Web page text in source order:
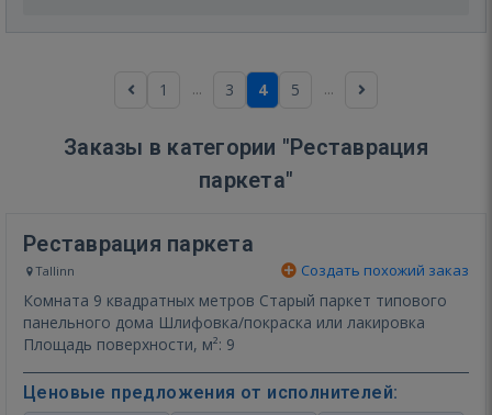
1 ... 3 4 5 ...
Заказы в категории "Реставрация
паркета"
Реставрация паркета
Tallinn Создать похожий заказ
Комната 9 квадратных метров Старый паркет типового
панельного дома Шлифовка/покраска или лакировка
Площадь поверхности, м²: 9
Ценовые предложения от исполнителей: